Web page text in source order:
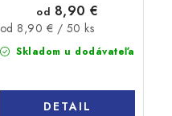
Skladom u dodávateľa
od 8,90 €
Jednotková
cena:
od 8,90 € / 50 ks
DETAIL